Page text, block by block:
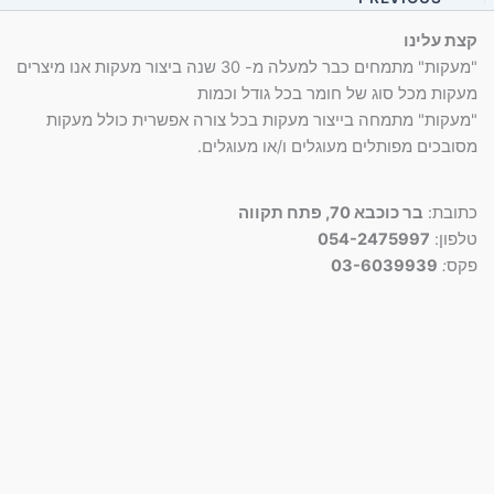
font_download סמן קישורים
לאפס
את
האפשרויות
cached
קצת עלינו
"מעקות" מתמחים כבר למעלה מ- 30 שנה ביצור מעקות אנו מיצרים
מעקות מכל סוג של חומר בכל גודל וכמות
"מעקות" מתמחה בייצור מעקות בכל צורה אפשרית כולל מעקות
מסובכים מפותלים מעוגלים ו/או מעוגלים.
כתובת: בר כוכבא 70, פתח תקווה
טלפון: 054-2475997
פקס:
03-6039939